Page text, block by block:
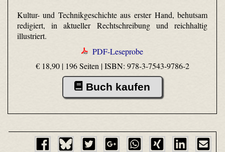
Kultur- und Technikgeschichte aus erster Hand, behutsam
redigiert, in aktueller Rechtschreibung und reichhaltig
illustriert.
PDF-Leseprobe
€ 18,90 | 196 Seiten |ISBN: 978-3-7543-9786-2
Buch kaufen